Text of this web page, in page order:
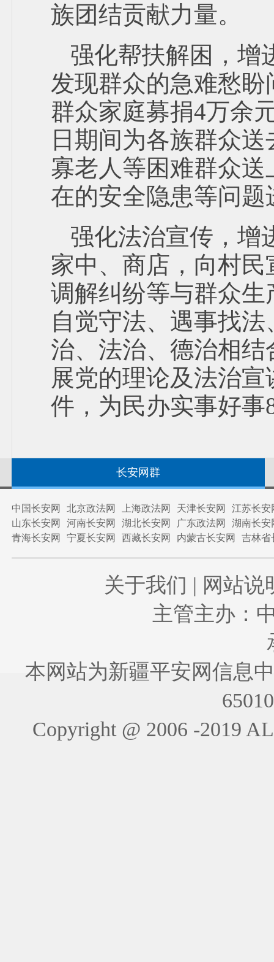
族团结贡献力量。
强化帮扶解困，增
发现群众的急难愁盼
群众家庭募捐4万余
日期间为各族群众
寡老人等困难群众
在的安全隐患等问
强化法治宣传，增
家中、商店，向村
调解纠纷等与群众
自觉守法、遇事找
治、法治、德治相
展党的理论及法治宣
件，为民办实事好事
长安网群
中国长安网 北京政法网 上海政法网 天津长安网
江苏长安
山东长安网
河南长安网 湖北长安网 广东政法网
湖南长安
青海长安网
宁夏长安网 西藏长安网 内蒙古长安网 吉林省
关于我们 | 网站说
主管主办：
本网站为新疆平安网信息
Copyright @ 2006 -2019